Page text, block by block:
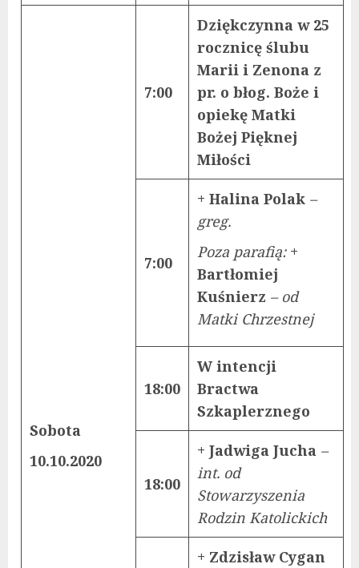
Sobota
10.10.2020
7:00
Dziękczynna w 25
rocznicę ślubu
Marii i Zenona z
pr. o błog. Boże i
opiekę Matki
Bożej Pięknej
Miłości
7:00
+ Halina Polak –
greg.
Poza parafią:+
Bartłomiej
Kuśnierz – od
Matki Chrzestnej
18:00
W intencji
Bractwa
Szkaplerznego
18:00
+ Jadwiga Jucha –
int. od
Stowarzyszenia
Rodzin Katolickich
+ Zdzisław Cygan